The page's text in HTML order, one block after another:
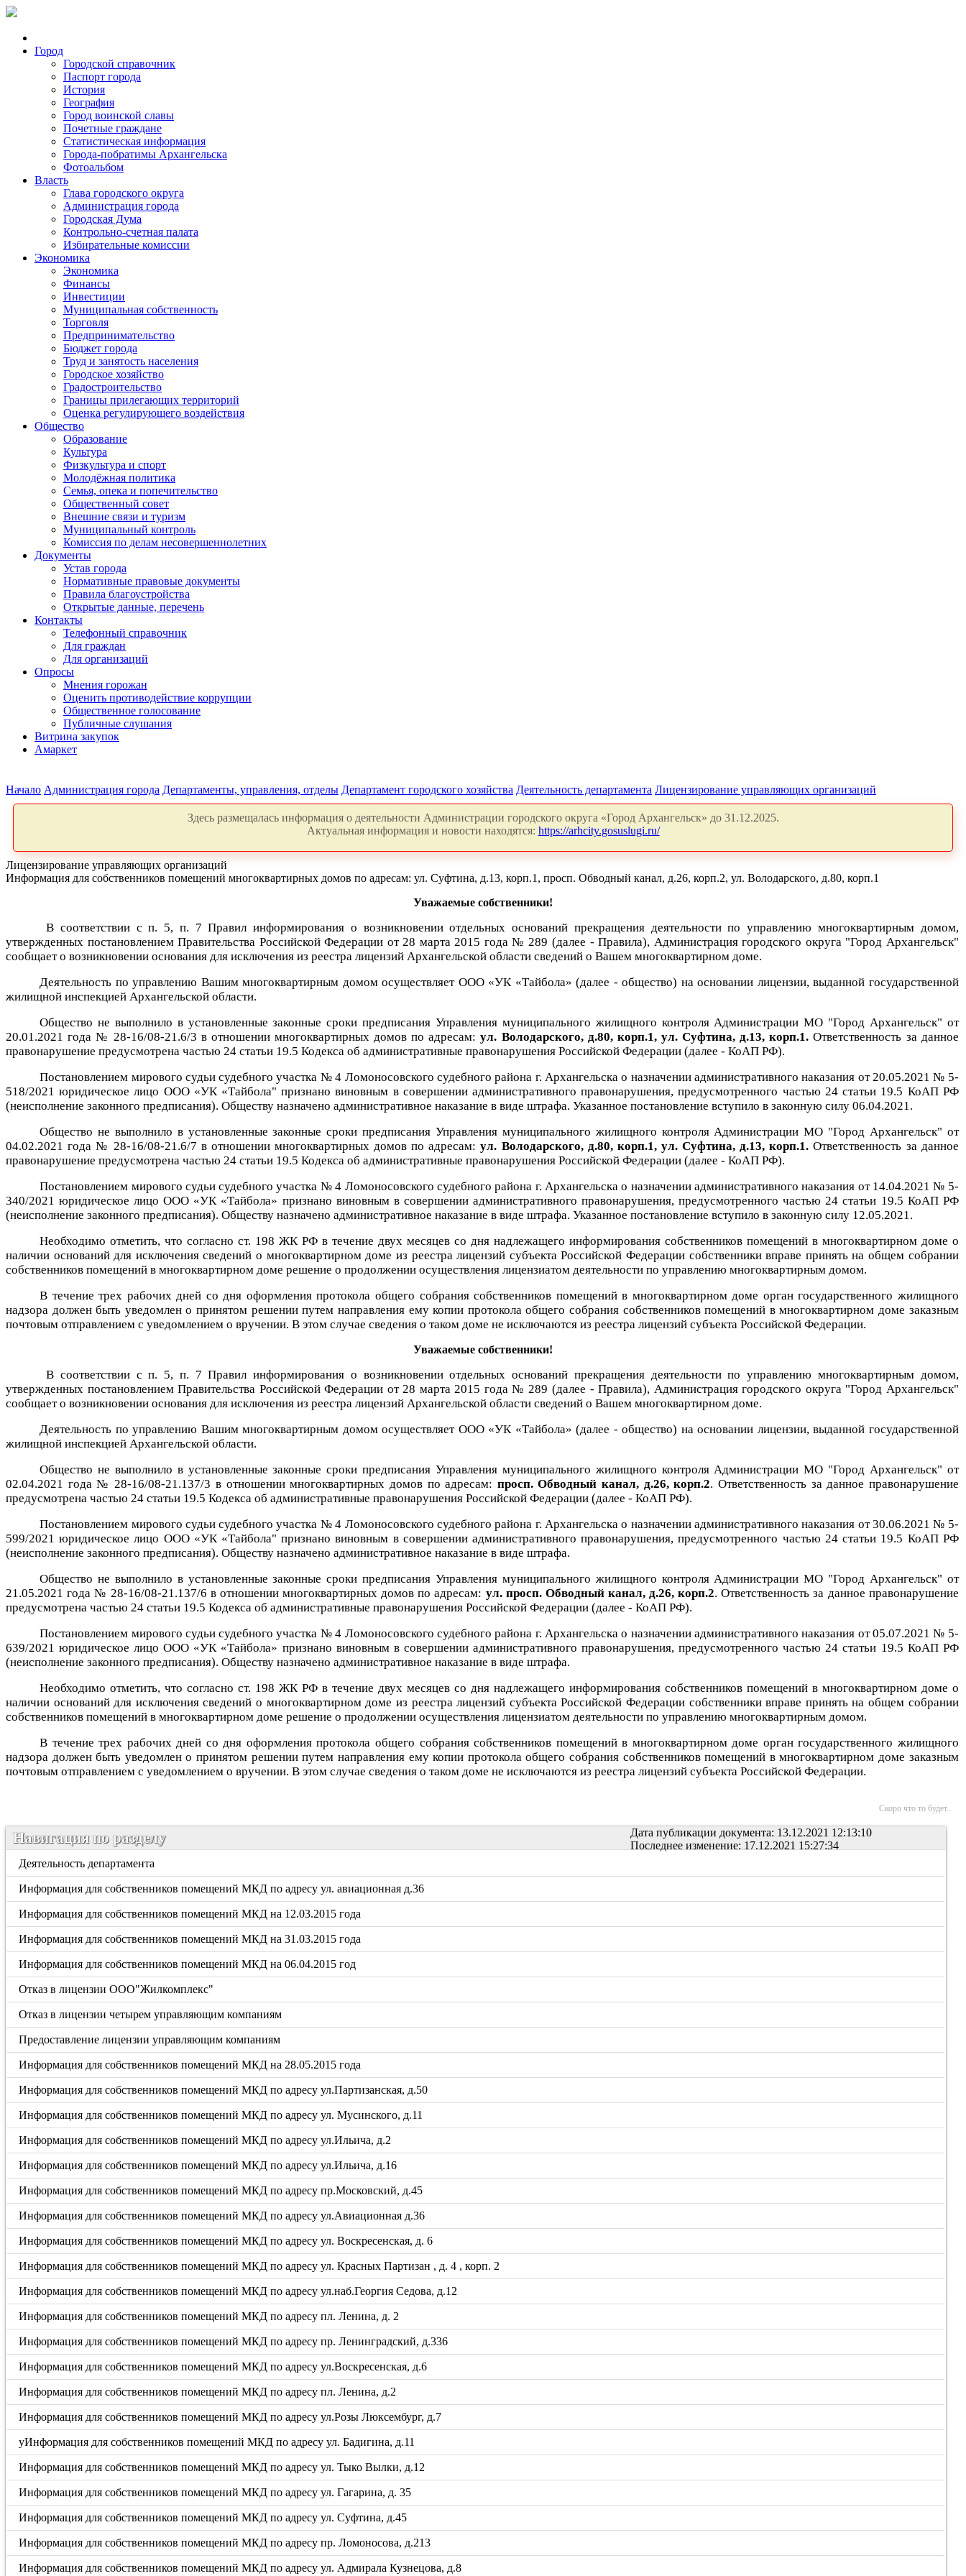
Город
Городской справочник
Паспорт города
История
География
Город воинской славы
Почетные граждане
Статистическая информация
Города-побратимы Архангельска
Фотоальбом
Власть
Глава городского округа
Администрация города
Городская Дума
Контрольно-счетная палата
Избирательные комиссии
Экономика
Экономика
Финансы
Инвестиции
Муниципальная собственность
Торговля
Предпринимательство
Бюджет города
Труд и занятость населения
Городское хозяйство
Градостроительство
Границы прилегающих территорий
Оценка регулирующего воздействия
Общество
Образование
Культура
Физкультура и спорт
Молодёжная политика
Семья, опека и попечительство
Общественный совет
Внешние связи и туризм
Муниципальный контроль
Комиссия по делам несовершеннолетних
Документы
Устав города
Нормативные правовые документы
Правила благоустройства
Открытые данные, перечень
Контакты
Телефонный справочник
Для граждан
Для организаций
Опросы
Мнения горожан
Оценить противодействие коррупции
Общественное голосование
Публичные слушания
Витрина закупок
Амаркет
Начало Администрация города Департаменты, управления, отделы Департамент городского хозяйства Деятельность департамента Лицензирование управляющих организаций
Здесь размещалась информация о деятельности Администрации городского округа «Город Архангельск» до 31.12.2025.
Актуальная информация и новости находятся: https://arhcity.gosuslugi.ru/
Лицензирование управляющих организаций
Информация для собственников помещений многоквартирных домов по адресам: ул. Суфтина, д.13, корп.1, просп. Обводный канал, д.26, корп.2, ул. Володарского, д.80, корп.1
Уважаемые собственники!
В соответствии с п. 5, п. 7 Правил информирования о возникновении отдельных оснований прекращения деятельности по управлению многоквартирным домом,
утвержденных постановлением Правительства Российской Федерации от 28 марта 2015 года № 289 (далее - Правила), Администрация городского округа "Город Архангельск"
сообщает о возникновении основания для исключения из реестра лицензий Архангельской области сведений о Вашем многоквартирном доме.
Деятельность по управлению Вашим многоквартирным домом осуществляет ООО «УК «Тайбола» (далее - общество) на основании лицензии,выданной государственной
жилищной инспекцией Архангельской области.
Общество не выполнило в установленные законные сроки предписания Управления муниципального жилищного контроля Администрации МО "Город Архангельск" от
20.01.2021 года № 28-16/08-21.6/3 в отношении многоквартирных домов по адресам:ул. Володарского, д.80, корп.1, ул. Суфтина, д.13, корп.1. Ответственность за данное
правонарушение предусмотрена частью 24 статьи 19.5 Кодекса об административные правонарушения Российской Федерации (далее - КоАП РФ).
Постановлением мирового судьи судебного участка № 4 Ломоносовского судебного района г. Архангельска о назначении административного наказания от 20.05.2021 № 5-
518/2021 юридическое лицо ООО «УК «Тайбола" признано виновным в совершении административного правонарушения, предусмотренного частью 24 статьи 19.5 КоАП РФ
(неисполнение законного предписания). Обществу назначено административное наказание в виде штрафа. Указанное постановление вступило в законную силу 06.04.2021.
Общество не выполнило в установленные законные сроки предписания Управления муниципального жилищного контроля Администрации МО "Город Архангельск" от
04.02.2021 года № 28-16/08-21.6/7 в отношении многоквартирных домов по адресам:ул. Володарского, д.80, корп.1, ул. Суфтина, д.13, корп.1. Ответственность за данное
правонарушение предусмотрена частью 24 статьи 19.5 Кодекса об административные правонарушения Российской Федерации (далее - КоАП РФ).
Постановлением мирового судьи судебного участка № 4 Ломоносовского судебного района г. Архангельска о назначении административного наказания от 14.04.2021 № 5-
340/2021 юридическое лицо ООО «УК «Тайбола» признано виновным в совершении административного правонарушения, предусмотренного частью 24 статьи 19.5 КоАП РФ
(неисполнение законного предписания). Обществу назначено административное наказание в виде штрафа. Указанное постановление вступило в законную силу 12.05.2021.
Необходимо отметить, что согласно ст. 198 ЖК РФ в течение двух месяцев со дня надлежащего информирования собственников помещений в многоквартирном доме о
наличии оснований для исключения сведений о многоквартирном доме из реестра лицензий субъекта Российской Федерации собственники вправе принять на общем собрании
собственников помещений в многоквартирном доме решение о продолжении осуществления лицензиатом деятельности по управлению многоквартирным домом.
В течение трех рабочих дней со дня оформления протокола общего собрания собственников помещений в многоквартирном доме орган государственного жилищного
надзора должен быть уведомлен о принятом решении путем направления ему копии протокола общего собрания собственников помещений в многоквартирном доме заказным
почтовым отправлением с уведомлением о вручении. В этом случае сведения о таком доме не исключаются из реестра лицензий субъекта Российской Федерации.
Уважаемые собственники!
В соответствии с п. 5, п. 7 Правил информирования о возникновении отдельных оснований прекращения деятельности по управлению многоквартирным домом,
утвержденных постановлением Правительства Российской Федерации от 28 марта 2015 года № 289 (далее - Правила), Администрация городского округа "Город Архангельск"
сообщает о возникновении основания для исключения из реестра лицензий Архангельской области сведений о Вашем многоквартирном доме.
Деятельность по управлению Вашим многоквартирным домом осуществляет ООО «УК «Тайбола» (далее - общество) на основании лицензии,выданной государственной
жилищной инспекцией Архангельской области.
Общество не выполнило в установленные законные сроки предписания Управления муниципального жилищного контроля Администрации МО "Город Архангельск" от
02.04.2021 года № 28-16/08-21.137/3 в отношении многоквартирных домов по адресам: просп. Обводный канал, д.26, корп.2. Ответственность за данное правонарушение
предусмотрена частью 24 статьи 19.5 Кодекса об административные правонарушения Российской Федерации (далее - КоАП РФ).
Постановлением мирового судьи судебного участка № 4 Ломоносовского судебного района г. Архангельска о назначении административного наказания от 30.06.2021 № 5-
599/2021 юридическое лицо ООО «УК «Тайбола" признано виновным в совершении административного правонарушения, предусмотренного частью 24 статьи 19.5 КоАП РФ
(неисполнение законного предписания). Обществу назначено административное наказание в виде штрафа.
Общество не выполнило в установленные законные сроки предписания Управления муниципального жилищного контроля Администрации МО "Город Архангельск" от
21.05.2021 года № 28-16/08-21.137/6 в отношении многоквартирных домов по адресам: ул. просп. Обводный канал, д.26, корп.2. Ответственность за данное правонарушение
предусмотрена частью 24 статьи 19.5 Кодекса об административные правонарушения Российской Федерации (далее - КоАП РФ).
Постановлением мирового судьи судебного участка № 4 Ломоносовского судебного района г. Архангельска о назначении административного наказания от 05.07.2021 № 5-
639/2021 юридическое лицо ООО «УК «Тайбола» признано виновным в совершении административного правонарушения, предусмотренного частью 24 статьи 19.5 КоАП РФ
(неисполнение законного предписания). Обществу назначено административное наказание в виде штрафа.
Необходимо отметить, что согласно ст. 198 ЖК РФ в течение двух месяцев со дня надлежащего информирования собственников помещений в многоквартирном доме о
наличии оснований для исключения сведений о многоквартирном доме из реестра лицензий субъекта Российской Федерации собственники вправе принять на общем собрании
собственников помещений в многоквартирном доме решение о продолжении осуществления лицензиатом деятельности по управлению многоквартирным домом.
В течение трех рабочих дней со дня оформления протокола общего собрания собственников помещений в многоквартирном доме орган государственного жилищного
надзора должен быть уведомлен о принятом решении путем направления ему копии протокола общего собрания собственников помещений в многоквартирном доме заказным
почтовым отправлением с уведомлением о вручении. В этом случае сведения о таком доме не исключаются из реестра лицензий субъекта Российской Федерации.
Скоро что то будет...
Дата публикации документа: 13.12.2021 12:13:10
Последнее изменение: 17.12.2021 15:27:34
Навигация по разделу
Деятельность департамента
Информация для собственников помещений МКД по адресу ул. авиационная д.36
Информация для собственников помещений МКД на 12.03.2015 года
Информация для собственников помещений МКД на 31.03.2015 года
Информация для собственников помещений МКД на 06.04.2015 год
Отказ в лицензии ООО"Жилкомплекс"
Отказ в лицензии четырем управляющим компаниям
Предоставление лицензии управляющим компаниям
Информация для собственников помещений МКД на 28.05.2015 года
Информация для собственников помещений МКД по адресу ул.Партизанская, д.50
Информация для собственников помещений МКД по адресу ул. Мусинского, д.11
Информация для собственников помещений МКД по адресу ул.Ильича, д.2
Информация для собственников помещений МКД по адресу ул.Ильича, д.16
Информация для собственников помещений МКД по адресу пр.Московский, д.45
Информация для собственников помещений МКД по адресу ул.Авиационная д.36
Информация для собственников помещений МКД по адресу ул. Воскресенская, д. 6
Информация для собственников помещений МКД по адресу ул. Красных Партизан , д. 4 , корп. 2
Информация для собственников помещений МКД по адресу ул.наб.Георгия Седова, д.12
Информация для собственников помещений МКД по адресу пл. Ленина, д. 2
Информация для собственников помещений МКД по адресу пр. Ленинградский, д.336
Информация для собственников помещений МКД по адресу ул.Воскресенская, д.6
Информация для собственников помещений МКД по адресу пл. Ленина, д.2
Информация для собственников помещений МКД по адресу ул.Розы Люксембург, д.7
уИнформация для собственников помещений МКД по адресу ул. Бадигина, д.11
Информация для собственников помещений МКД по адресу ул. Тыко Вылки, д.12
Информация для собственников помещений МКД по адресу ул. Гагарина, д. 35
Информация для собственников помещений МКД по адресу ул. Суфтина, д.45
Информация для собственников помещений МКД по адресу пр. Ломоносова, д.213
Информация для собственников помещений МКД по адресу ул. Адмирала Кузнецова, д.8